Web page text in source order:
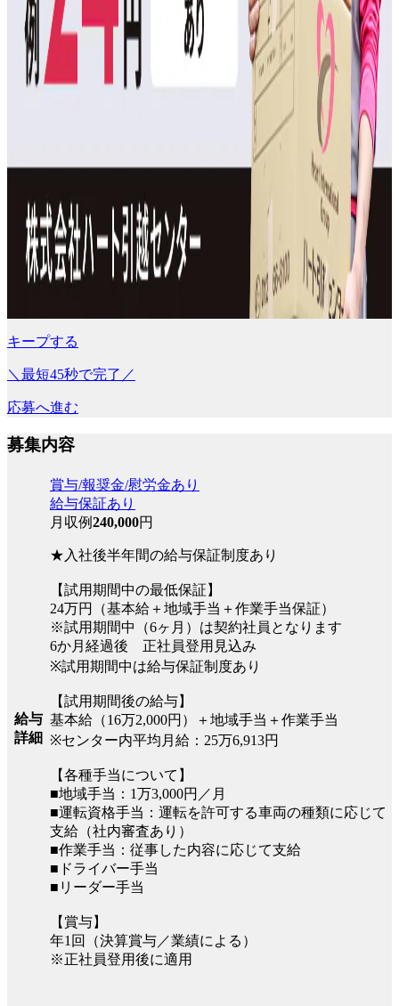
キープする
＼最短45秒で完了／
応募へ進む
募集内容
給与
詳細
賞与/報奨金/慰労金あり
給与保証あり
月収例240,000円
★入社後半年間の給与保証制度あり
【試用期間中の最低保証】
24万円（基本給＋地域手当＋作業手当保証）
※試用期間中（6ヶ月）は契約社員となります
6か月経過後 正社員登用見込み
※試用期間中は給与保証制度あり
【試用期間後の給与】
基本給（16万2,000円）＋地域手当＋作業手当
※センター内平均月給：25万6,913円
【各種手当について】
■地域手当：1万3,000円／月
■運転資格手当：運転を許可する車両の種類に応じて
支給（社内審査あり）
■作業手当：従事した内容に応じて支給
■ドライバー手当
■リーダー手当
【賞与】
年1回（決算賞与／業績による）
※正社員登用後に適用